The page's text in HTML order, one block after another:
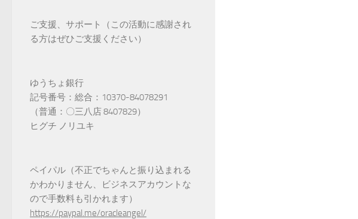
ご支援、サポート（この活動に感謝され
る方はぜひご支援ください）
ゆうちょ銀行
記号番号：総合：10370-84078291
（普通：〇三八店 8407829）
ヒグチ ノリユキ
ペイパル（不正でちゃんと振り込まれる
かわかりません、ビジネスアカウントな
ので手数料も引かれます）
https://paypal.me/oracleangel/